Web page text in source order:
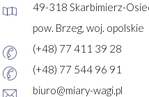
49-318 Skarbimierz-
pow. Brzeg, woj. opolskie
(+48) 77 411 39 28
(+48) 77 544 96 91
biuro@miary-wagi.pl